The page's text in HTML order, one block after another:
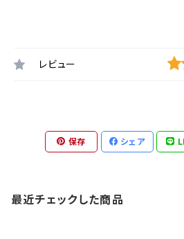
レビュー
保存 シェア
最近チェックした商品